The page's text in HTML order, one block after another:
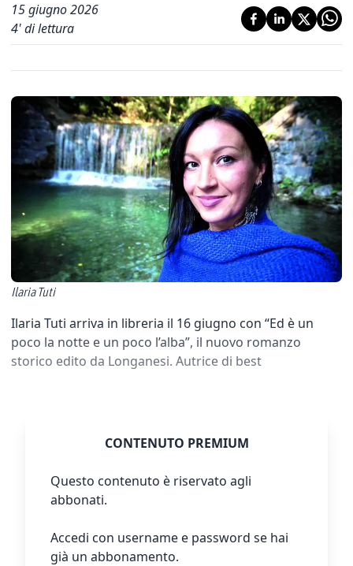
15 giugno 2026
4' di lettura
Ilaria Tuti
Ilaria Tuti arriva in libreria il 16 giugno con “Ed è un
poco la notte e un poco l’alba”, il nuovo romanzo
storico edito da Longanesi. Autrice di best
CONTENUTO PREMIUM
Questo contenuto è riservato agli
abbonati.
Accedi con username e password se hai
già un abbonamento.